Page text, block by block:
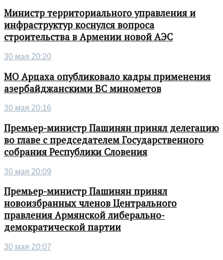
Министр территориального управления и
инфраструктур коснулся вопроса
строительства в Армении новой АЭС
30 мая 20:20
МО Арцаха опубликовало кадры применения
азербайджанскими ВС минометов
30 мая 20:16
Премьер-министр Пашинян принял делегацию
во главе с председателем Государственного
собрания Республики Словения
30 мая 20:09
Премьер-министр Пашинян принял
новоизбранных членов Центрального
правления Армянской либерально-
демократической партии
30 мая 20:07